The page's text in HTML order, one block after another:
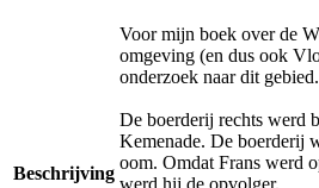
Beschrijving
Voor mijn boek over de
omgeving (en dus ook
onderzoek naar dit gebied.
De boerderij rechts werd
Kemenade. De boerderij
oom. Omdat Frans werd
werd hij de opvolger.